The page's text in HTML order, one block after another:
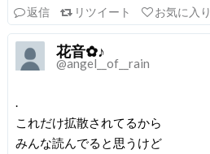
返信
リツイート お気に入り
花音✿♪
@angel__of__rain
これだけ拡散されてるから
みんな読んでると思うけど